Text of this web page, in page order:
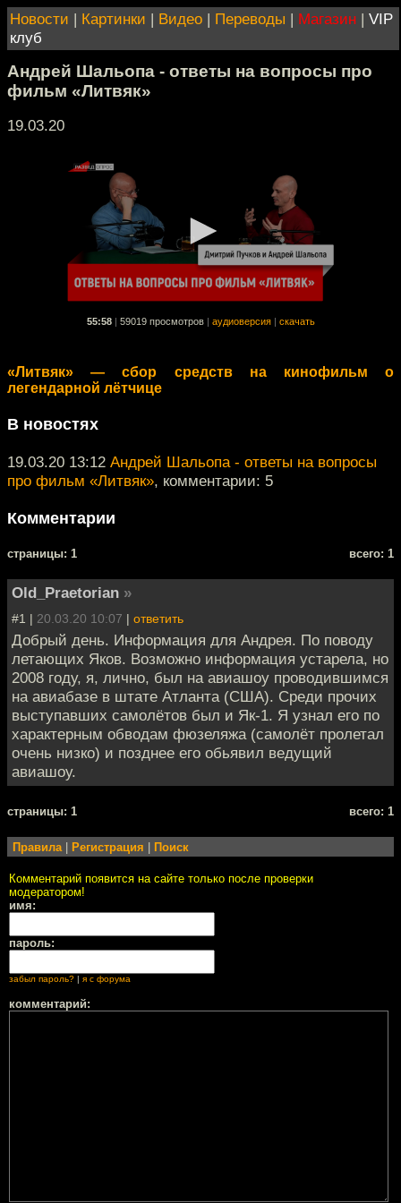
Новости | Картинки | Видео | Переводы | Магазин | VIP
клуб
Андрей Шальопа - ответы на вопросы про
фильм «Литвяк»
19.03.20
55:58 59019 просмотров аудиоверсия скачать
«Литвяк» — сбор средств на кинофильм о
легендарной лётчице
В новостях
19.03.20 13:12 Андрей Шальопа - ответы на вопросы
про фильм «Литвяк», комментарии: 5
Комментарии
cтраницы: 1 всего: 1
Old_Praetorian »
#1 | 20.03.20 10:07 | ответить
Добрый день. Информация для Андрея. По поводу
летающих Яков. Возможно информация устарела, но
2008 году, я, лично, был на авиашоу проводившимся
на авиабазе в штате Атланта (США). Среди прочих
выступавших самолётов был и Як-1. Я узнал его по
характерным обводам фюзеляжа (самолёт пролетал
очень низко) и позднее его обьявил ведущий
авиашоу.
cтраницы: 1 всего: 1
Правила| Регистрация Поиск
Комментарий появится на сайте только после проверки
модератором!
имя:
пароль:
забыл пароль? я с форума
комментарий: